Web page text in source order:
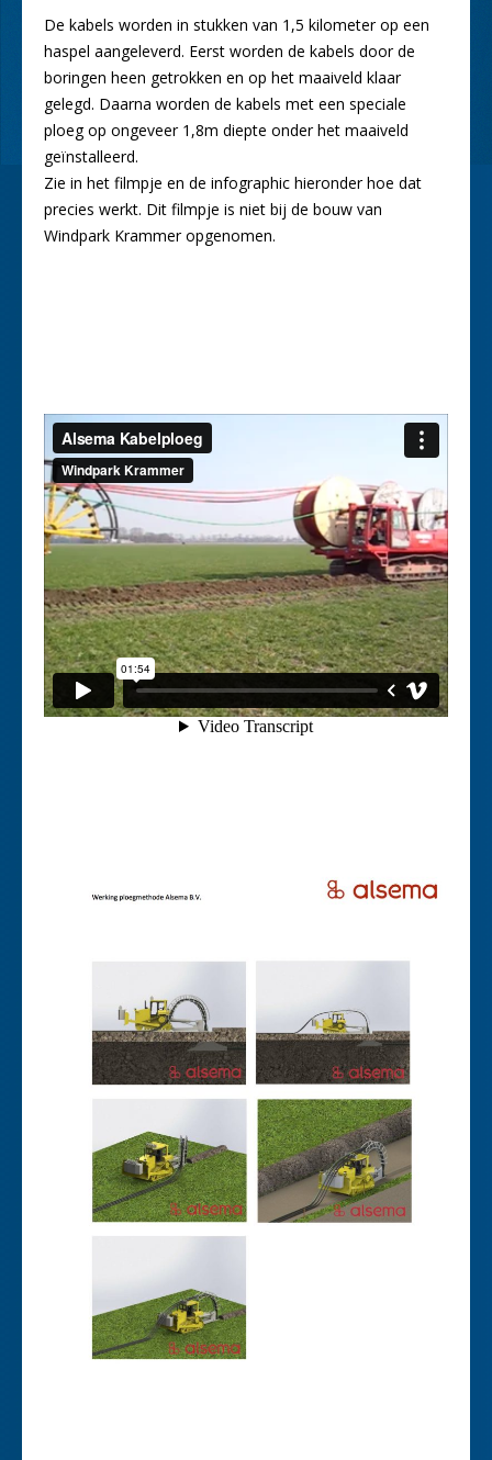
De kabels worden in stukken van 1,5 kilometer op een
haspel aangeleverd. Eerst worden de kabels door de
boringen heen getrokken en op het maaiveld klaar
gelegd. Daarna worden de kabels met een speciale
ploeg op ongeveer 1,8m diepte onder het maaiveld
geïnstalleerd.
Zie in het filmpje en de infographic hieronder hoe dat
precies werkt. Dit filmpje is niet bij de bouw van
Windpark Krammer opgenomen.